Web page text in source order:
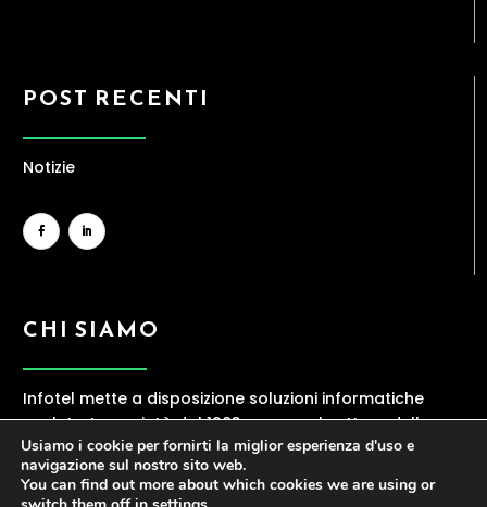
POST RECENTI
Notizie
CHI SIAMO
Infotel mette a disposizione soluzioni informatiche
evolute. La società dal 1983 opera nel settore della
ICT, offrendo una gamma ampia di servizi
contraddistinti da elevata professionalità.
Usiamo i cookie per fornirti la miglior esperienza d'uso e
navigazione sul nostro sito web.
You can find out more about which cookies we are using or